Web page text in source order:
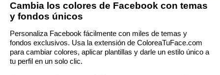
Cambia los colores de Facebook con temas
y fondos únicos
Personaliza Facebook fácilmente con miles de temas y
fondos exclusivos. Usa la extensión de ColoreaTuFace.com
para cambiar colores, aplicar plantillas y darle un estilo único a
tu perfil en un solo clic.